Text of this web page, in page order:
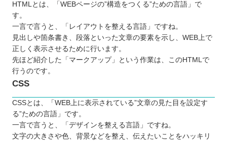
HTMLとは、「WEBページの”構造をつくる”ための言語」で
す。
一言で言うと、「レイアウトを整える言語」ですね。
見出しや箇条書き、段落といった文章の要素を示し、WEB上で
正しく表示させるために行います。
先ほど紹介した「マークアップ」という作業は、このHTMLで
行うのです。
CSS
CSSとは、「WEB上に表示されている”文章の見た目を設定す
る”ための言語」です。
一言で言うと、「デザインを整える言語」ですね。
文字の大きさや色、背景などを整え、伝えたいことをハッキリ